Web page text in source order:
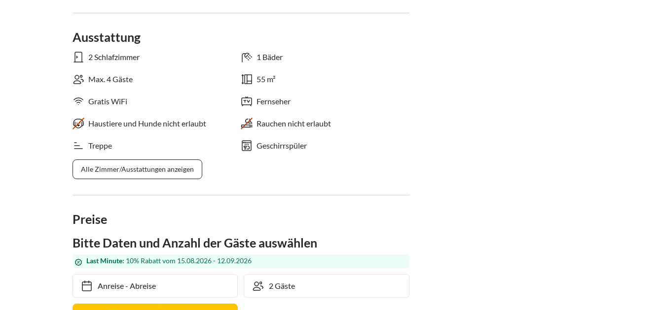
Ausstattung
2 Schlafzimmer 1 Bäder
Max. 4 Gäste 55 m²
Gratis WiFi Fernseher
Haustiere und Hunde nicht erlaubt Rauchen nicht erlaubt
Treppe Geschirrspüler
Alle Zimmer/Ausstattungen anzeigen
Preise
Bitte Daten und Anzahl der Gäste auswählen
Last Minute: 10% Rabatt vom 15.08.2026 - 12.09.2026
Anreise- Abreise